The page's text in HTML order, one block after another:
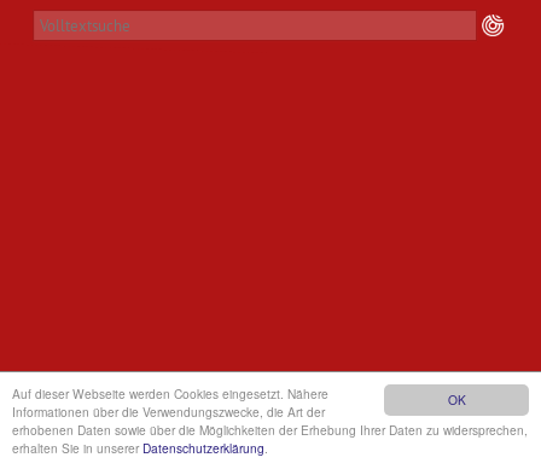
OK
Auf dieser Webseite werden Cookies eingesetzt. Nähere
Informationen über die Verwendungszwecke, die Art der
erhobenen Daten sowie über die Möglichkeiten der Erhebung Ihrer Daten zu widersprechen,
erhalten Sie in unserer Datenschutzerklärung.